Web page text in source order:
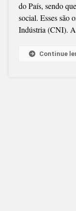
do País, sendo
social. Esses são
Indústria (CNI).
Continue